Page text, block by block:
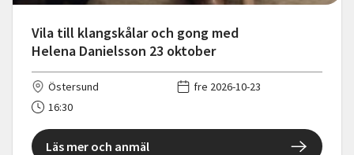
Vila till klangskålar och gong med
Helena Danielsson 23 oktober
Östersund
fre 2026-10-23
16:30
Läs mer och anmäl